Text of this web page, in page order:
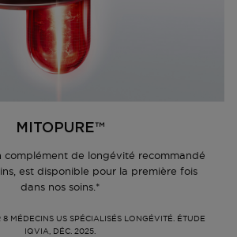
MITOPURE™
complément de longévité recommandé
est disponible pour la première fois
dans nos soins.*
MÉDECINS US SPÉCIALISÉS LONGÉVITÉ. ÉTUDE
IQVIA, DÉC. 2025.